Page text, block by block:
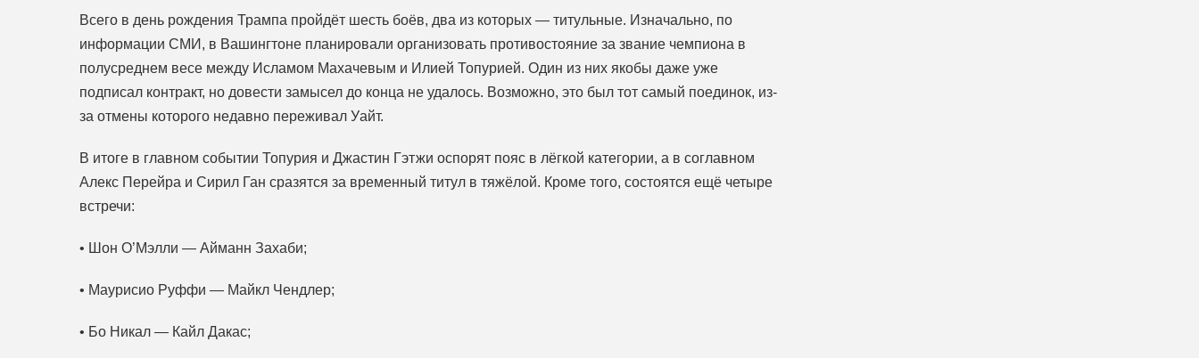
Всего в день рождения Трампа пройдёт шесть боёв, два из которых — титульные. Изначально, по
информации СМИ, в Вашингтоне планировали организовать противостояние за звание чемпиона в
полусреднем весе между Исламом Махачевым и Илией Топурией. Один из них якобы даже уже
подписал контракт, но довести замысел до конца не удалось. Возможно, это был тот самый поединок, из-
за отмены которого недавно переживал Уайт.
В итоге в главном событии Топурия и Джастин Гэтжи оспорят пояс в лёгкой категории, а в соглавном
Алекс Перейра и Сирил Ган сразятся за временный титул в тяжёлой. Кроме того, состоятся ещё четыре
встречи:
• Шон О’Мэлли — Айманн Захаби;
• Маурисио Руффи — Майкл Чендлер;
• Бо Никал — Кайл Дакас;